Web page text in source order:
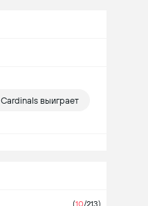
Cardinals выиграет
(10/213)